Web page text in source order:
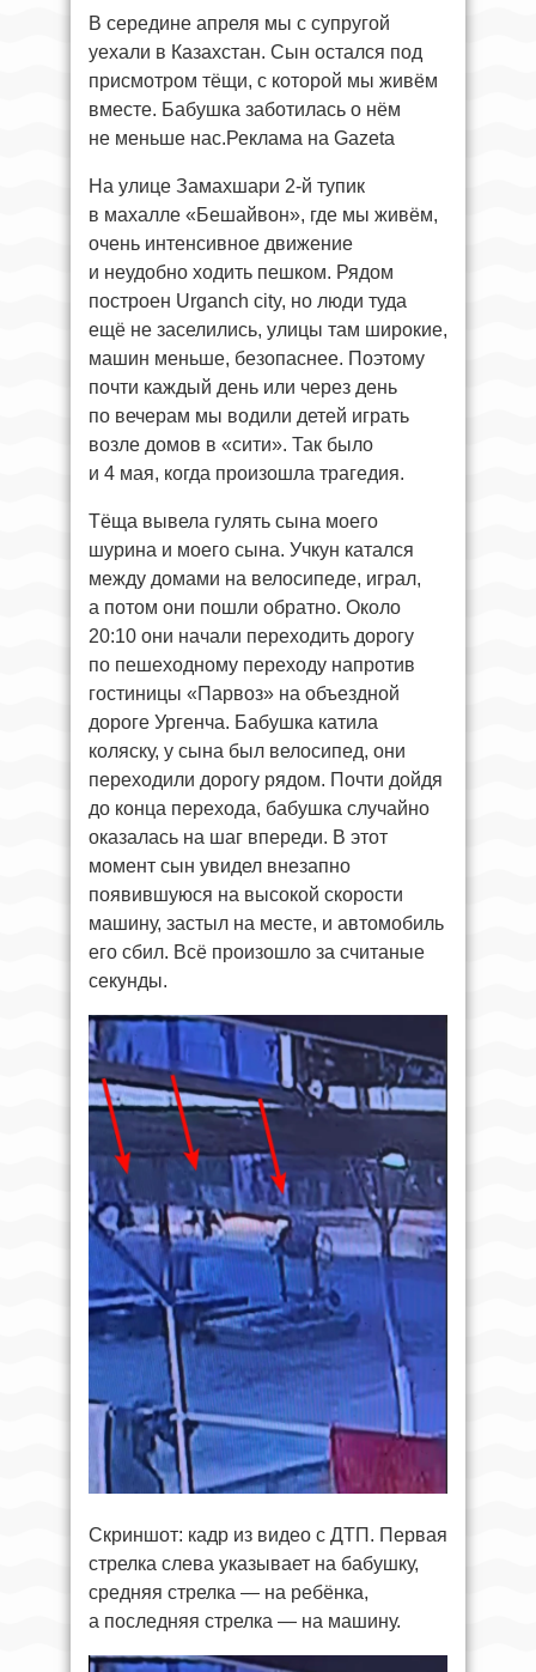
В середине апреля мы с супругой
уехали в Казахстан. Сын остался под
присмотром тёщи, с которой мы живём
вместе. Бабушка заботилась о нём
не меньше нас.Реклама на Gazeta
На улице Замахшари 2-й тупик
в махалле «Бешайвон», где мы живём,
очень интенсивное движение
и неудобно ходить пешком. Рядом
построен Urganch city, но люди туда
ещё не заселились, улицы там широкие,
машин меньше, безопаснее. Поэтому
почти каждый день или через день
по вечерам мы водили детей играть
возле домов в «сити». Так было
и 4 мая, когда произошла трагедия.
Тёща вывела гулять сына моего
шурина и моего сына. Учкун катался
между домами на велосипеде, играл,
а потом они пошли обратно. Около
20:10 они начали переходить дорогу
по пешеходному переходу напротив
гостиницы «Парвоз» на объездной
дороге Ургенча. Бабушка катила
коляску, у сына был велосипед, они
переходили дорогу рядом. Почти дойдя
до конца перехода, бабушка случайно
оказалась на шаг впереди. В этот
момент сын увидел внезапно
появившуюся на высокой скорости
машину, застыл на месте, и автомобиль
его сбил. Всё произошло за считаные
секунды.
Скриншот: кадр из видео с ДТП. Первая
стрелка слева указывает на бабушку,
средняя стрелка — на ребёнка,
а последняя стрелка — на машину.